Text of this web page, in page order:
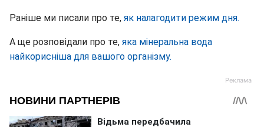
Раніше ми писали про те, як налагодити режим дня.
А ще розповідали про те, яка мінеральна вода
найкорисніша для вашого організму.